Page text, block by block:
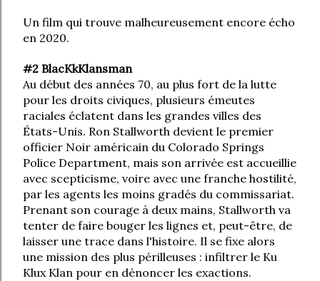
Un film qui trouve malheureusement encore écho
en 2020.
#2 BlacKkKlansman
Au début des années 70, au plus fort de la lutte
pour les droits civiques, plusieurs émeutes
raciales éclatent dans les grandes villes des
États-Unis. Ron Stallworth devient le premier
officier Noir américain du Colorado Springs
Police Department, mais son arrivée est accueillie
avec scepticisme, voire avec une franche hostilité,
par les agents les moins gradés du commissariat.
Prenant son courage à deux mains, Stallworth va
tenter de faire bouger les lignes et, peut-être, de
laisser une trace dans l'histoire. Il se fixe alors
une mission des plus périlleuses : infiltrer le Ku
Klux Klan pour en dénoncer les exactions.